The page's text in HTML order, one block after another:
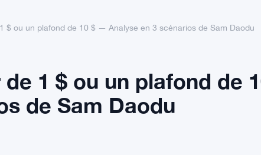
$ ou un plafond de 10 $ — Analyse en 3 scénarios de Sam Daodu
1 $ ou un plafond de
de Sam Daodu